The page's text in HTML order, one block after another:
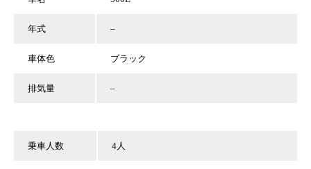
年式 –
車体色 ブラック
排気量 –
乗車人数 4人